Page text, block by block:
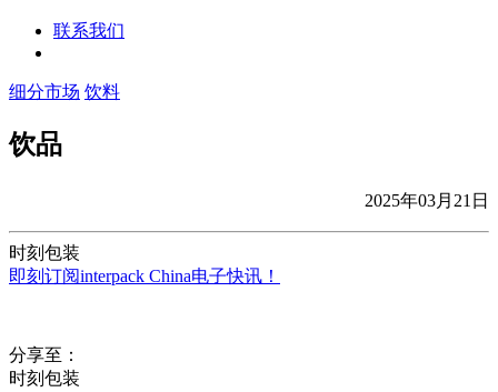
联系我们
细分市场 饮料
饮品
2025年03月21日
时刻包装
即刻订阅interpack China电子快讯！
分享至：
时刻包装